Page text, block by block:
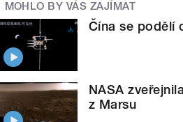
MOHLO BY VÁS ZAJÍMAT
Čína se podělí
NASA
z Marsu